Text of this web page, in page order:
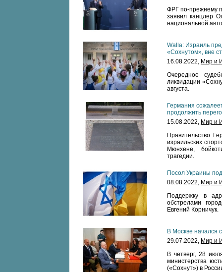
ФРГ по-прежнему
заявил канцлер
национальной
Walla: Израиль
«Сохнутом», вне
16.08.2022, Мир и
Очередное
ликвидации
августа.
Германия
продолжить
15.08.2022, Мир и
Правительство
израильских
Мюнхене,
трагедии.
Посол Украины
08.08.2022, Мир и
Поддержку в
обстрелами
Евгений Корничук.
В Москве начался
29.07.2022, Мир и
В четверг, 28
министерства
(«Сохнут») в